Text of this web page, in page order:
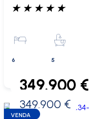
★ ★ ★ ★ ★
6 5
0 €
349.900 €
349.900 €
VENDA